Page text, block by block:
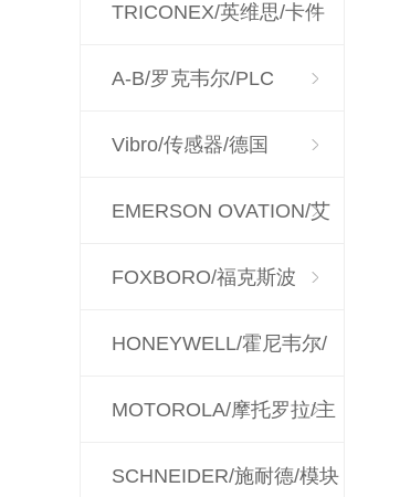
TRICONEX/英维思/卡件
A-B/罗克韦尔/PLC
Vibro/传感器/德国
EMERSON OVATION/艾
默生
FOXBORO/福克斯波
罗/CPU
HONEYWELL/霍尼韦尔/
控制器
MOTOROLA/摩托罗拉/主
板
SCHNEIDER/施耐德/模块